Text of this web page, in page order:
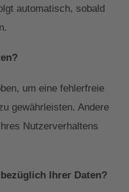
automatisch, sobald
um eine fehlerfreie
gewährleisten. Andere
Nutzerverhaltens
Ihrer Daten?